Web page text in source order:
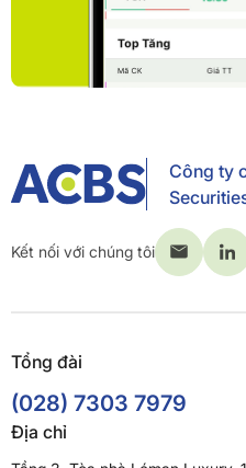
Công ty
Kết nối với chúng tôi
Tổng đài
(028) 7303 7979
Địa chỉ